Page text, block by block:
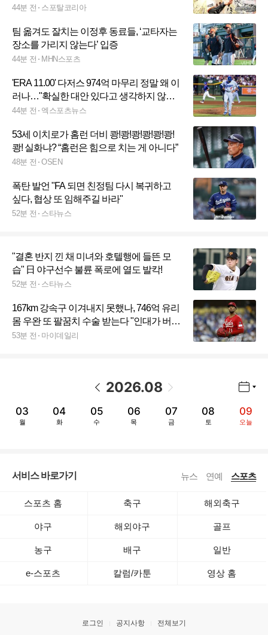
계진·감독 극찬 쏟아졌다
44분 전 스포탈코리아
팀 옮겨도 잘치는 이정후 동료들, ‘교타자는
장소를 가리지 않는다’ 입증
44분 전 MHN스포츠
'ERA 11.00' 다저스 974억 마무리 정말 왜 이
러나…"확실한 대안 있다고 생각하지 않아"
로버츠 감독도 고민 토로
44분 전 엑스포츠뉴스
53세 이치로가 홈런 더비 쾅!쾅!쾅!쾅!쾅!쾅!
쾅! 실화냐? “홈런은 힘으로 치는 게 아니다”
48분 전 OSEN
폭탄 발언 "FA 되면 친정팀 다시 복귀하고
싶다, 협상 또 임해주길 바라"
52분 전 스타뉴스
"결혼 반지 낀 채 미녀와 호텔행에 들뜬 모
습" 日 야구선수 불륜 폭로에 열도 발칵!
52분 전 스타뉴스
167km 강속구 이겨내지 못했나, 746억 유리
몸 우완 또 팔꿈치 수술 받는다 "인대가 버티
지 못하고 있다"
53분 전 마이데일리
2026.08
03
월
04
화
05
수
06
목
07
금
08
토
09
오늘
서비스 바로가기 뉴스 연예 스포츠
스포츠 홈 축구 해외축구
야구 해외야구 골프
농구 배구 일반
e-스포츠 칼럼/카툰 영상 홈
로그인 공지사항 전체보기